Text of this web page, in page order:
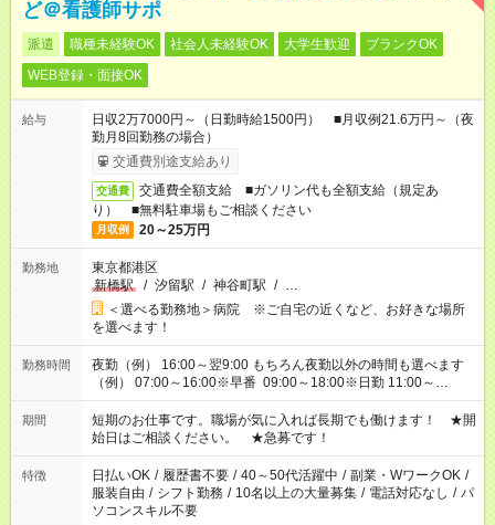
ど＠看護師サポ
派遣 職種未経験OK 社会人未経験OK 大学生歓迎
ブランクOK
WEB登録・面接OK
給与
日収2万7000円～（日勤時給1500円） ■月収例21.6万円～（夜
勤月8回勤務の場合）
交通費別途支給あり
交通費
交通費全額支給 ■ガソリン代も全額支給（規定あ
り） ■無料駐車場もご相談ください
月収例 20～25万円
勤務地
東京都港区
新橋駅
/ 汐留駅 / 神谷町駅 / …
＜選べる勤務地＞病院 ※ご自宅の近くなど、お好きな場所
を選べます！
勤務時間
夜勤（例） 16:00～翌9:00 もちろん夜勤以外の時間も選べます
（例） 07:00～16:00※早番 09:00～18:00※日勤 11:00～
20:00※遅番 ※時間は、固定・選べる施設もあるので、ご希望が
あれば調整できます！ ※シフト制。勤務地により実働時間が異
なります。★家庭の都合でお休みが必要な場合も遠慮なくご相談
ください。
期間
短期のお仕事です。職場が気に入れば長期でも働けます！ ★開
始日はご相談ください。 ★急募です！
特徴 日払いOK / 履歴書不要 / 40～50代活躍中 / 副業・WワークOK /
服装自由 / シフト勤務 / 10名以上の大量募集 / 電話対応なし / パ
ソコンスキル不要